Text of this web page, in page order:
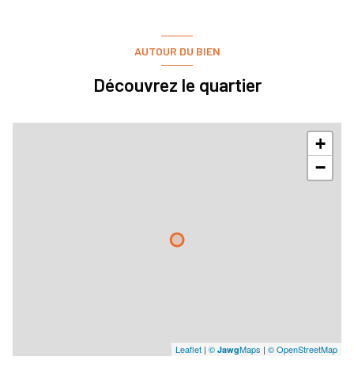
AUTOUR DU BIEN
Découvrez le quartier
+
−
Leaflet | © JawgMaps | © OpenStreetMap